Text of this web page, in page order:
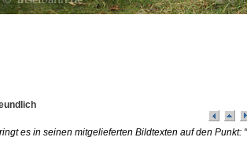
es in seinen mitgelieferten Bildtexten auf den